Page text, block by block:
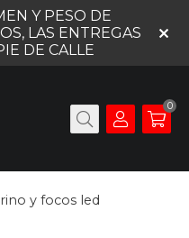
Y PESO DE
LAS ENTREGAS
DE CALLE
0
y focos led